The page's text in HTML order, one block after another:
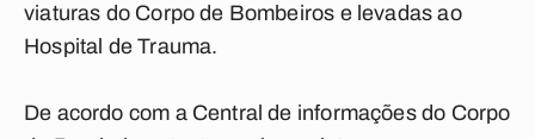
viaturas do Corpo de Bombeiros e levadas ao
Hospital de Trauma.
De acordo com a Central de informações do Corpo